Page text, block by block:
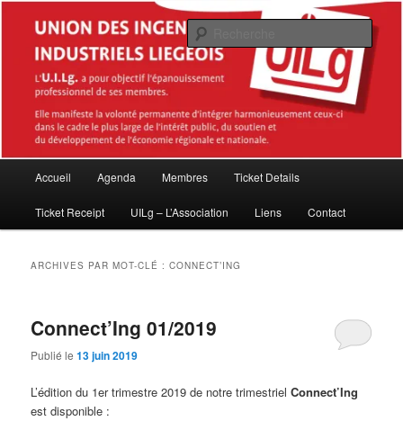
contenu
principal
contenu
secondaireUnion des Ingénieurs industriels
Liégeois (UILg ASBL)
Association des Master en sciences de l'ingénieur industriel diplômés de la
Haute École de la Province de Liège (HEPL – ISIL)
principal
Accueil Agenda Membres Ticket Details
Ticket Receipt UILg – L’Association Liens Contact
ARCHIVES PAR MOT-CLÉ :CONNECT’ING
Connect’Ing 01/2019
Publié le13 juin 2019
L’édition du 1er trimestre 2019 de notre trimestrielConnect’Ing
est disponible :